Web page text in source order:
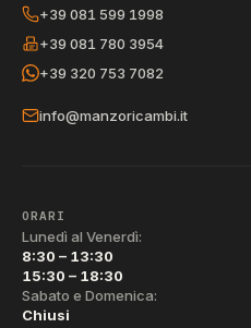
+39 081 599 1998
+39 081 780 3954
+39 320 753 7082
info@manzoricambi.it
ORARI
Lunedì al Venerdì:
8:30 – 13:30
15:30 – 18:30
Sabato e Domenica:
Chiusi